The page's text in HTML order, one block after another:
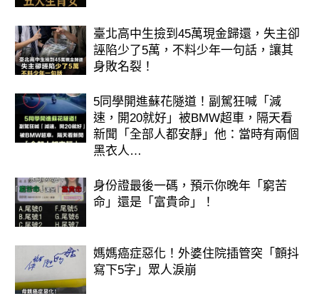
勢，她們鴻運高照、事業上有貴人幫
助，全家人都財運連連，有她們在家鎮
守，實在是富貴多吉的象徵哦！
家庭會有洪福降臨，因為申猴屬金，金
生財帛，屬猴的女人在家中就是一個搖
錢樹的存在，不僅能夠打理好家中一
飛，夫妻一心可以創造巨大的財富。
而除此之外屬猴女天生麗質，能夠青春
臺北高中生撿到45萬現金歸還，失主卻
誣陷少了5萬，不料少年一句話，讓其
身敗名裂！
5同學開進蘇花隧道！副駕狂喊「減
速，開20就好」被BMW超車，隔天看
新聞「全部人都安靜」他：當時有兩個
黑衣人…
身份證最後一碼，預示你晚年「窮苦
命」還是「富貴命」！
媽媽癌症惡化！外婆住院插管突「顫抖
寫下5字」眾人淚崩